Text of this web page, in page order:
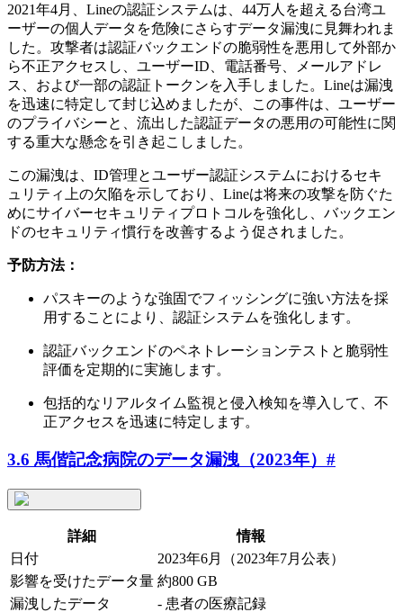
2021年4月、Lineの認証システムは、44万人を超える台湾ユ
ーザーの個人データを危険にさらすデータ漏洩に見舞われま
した。攻撃者は認証バックエンドの脆弱性を悪用して外部か
ら不正アクセスし、ユーザーID、電話番号、メールアドレ
ス、および一部の認証トークンを入手しました。Lineは漏洩
を迅速に特定して封じ込めましたが、この事件は、ユーザー
のプライバシーと、流出した認証データの悪用の可能性に関
する重大な懸念を引き起こしました。
この漏洩は、ID管理とユーザー認証システムにおけるセキ
ュリティ上の欠陥を示しており、Lineは将来の攻撃を防ぐた
めにサイバーセキュリティプロトコルを強化し、バックエン
ドのセキュリティ慣行を改善するよう促されました。
予防方法：
パスキーのような強固でフィッシングに強い方法を採
用することにより、認証システムを強化します。
認証バックエンドのペネトレーションテストと脆弱性
評価を定期的に実施します。
包括的なリアルタイム監視と侵入検知を導入して、不
正アクセスを迅速に特定します。
3.6 馬偕記念病院のデータ漏洩（2023年） #
詳細
情報
日付
2023年6月（2023年7月公表）
影響を受けたデータ量 約800 GB
漏洩したデータ
- 患者の医療記録